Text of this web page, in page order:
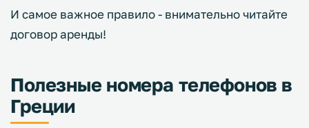
И самое важное правило - внимательно читайте
договор аренды!
Полезные номера телефонов в
Греции